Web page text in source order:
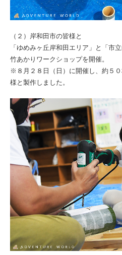
（２）岸和田市の皆様と
「ゆめみヶ丘岸和田エリア」と「市
竹あかりワークショップを開催。
※８月２８日（日）に開催し、約５
様と製作しました。